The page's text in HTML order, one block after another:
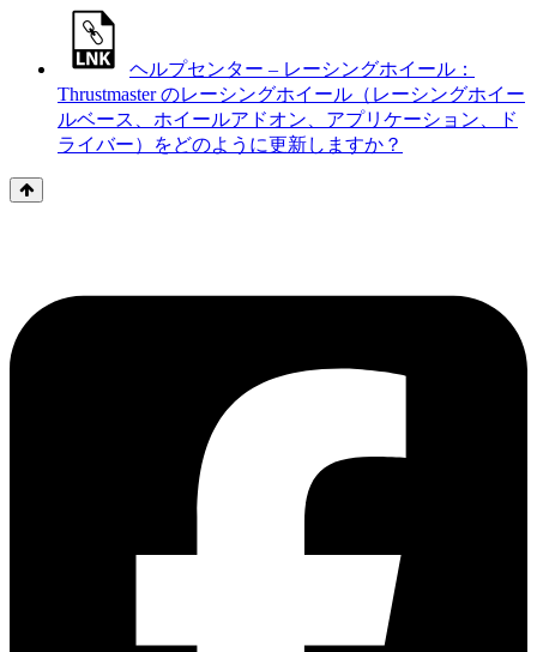
ヘルプセンター – レーシングホイール：
Thrustmaster のレーシングホイール（レーシングホイー
ルベース、ホイールアドオン、アプリケーション、ド
ライバー）をどのように更新しますか？